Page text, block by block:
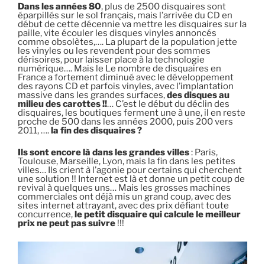
Dans les années 80, plus de 2500 disquaires sont
éparpillés sur le sol français, mais l’arrivée du CD en
début de cette décennie va mettre les disquaires sur la
paille, vite écouler les disques vinyles annoncés
comme obsolètes,…. La plupart de la population jette
les vinyles ou les revendent pour des sommes
dérisoires, pour laisser place à la technologie
numérique…. Mais le Le nombre de disquaires en
France a fortement diminué avec le développement
des rayons CD et parfois vinyles, avec l’implantation
massive dans les grandes surfaces,des disques au
milieu des carottes !!… C’est le début du déclin des
disquaires, les boutiques ferment une à une, il en reste
proche de 500 dans les années 2000, puis 200 vers
2011, ….la fin des disquaires ?
Ils sont encore là dans les grandes villes: Paris,
Toulouse, Marseille, Lyon, mais la fin dans les petites
villes… Ils crient à l’agonie pour certains qui cherchent
une solution !! Internet est là et donne un petit coup de
revival à quelques uns… Mais les grosses machines
commerciales ont déjà mis un grand coup, avec des
sites internet attrayant, avec des prix défiant toute
concurrence, le petit disquaire qui calcule le meilleur
prix ne peut pas suivre !!!